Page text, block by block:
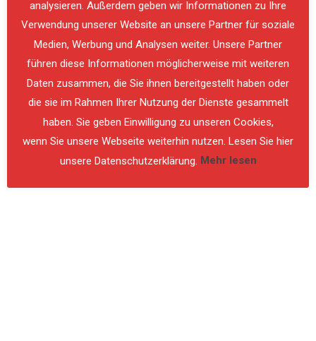
analysieren. Außerdem geben wir Informationen zu Ihre
Verwendung unserer Website an unsere Partner für soziale
Medien, Werbung und Analysen weiter. Unsere Partner
führen diese Informationen möglicherweise mit weiteren
Daten zusammen, die Sie ihnen bereitgestellt haben oder
die sie im Rahmen Ihrer Nutzung der Dienste gesammelt
haben. Sie geben Einwilligung zu unseren Cookies,
wenn Sie unsere Webseite weiterhin nutzen. Lesen Sie hier
unsere Datenschutzerklärung.
Mehr lesen